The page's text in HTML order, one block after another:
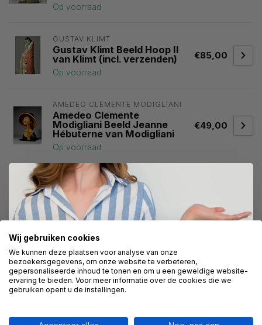
Op voorraad
GUSTAV KLIMT
Gustav Klimt Beeld Hoop II
van Klimt (incl. verzenden)
Op voorraad
€85,00
AMEDEO CLEMENTE MODIGLIANI
Amedeo Clemente
Modigliani Beeld Jeanne
Hébuterne van Modigliani
Op voorraad
€49,00
Heeft u een vraag over dit
kunstcadeau?
Wij assisteren u graag via 06-23643267
Recent bekeken
Direct 10% korting op je bestelling
Schrijf je in voor onze nieuwsbrief om op de hoogte te
blijven over onze nieuwe producten, en ontvang 10%
korting op je aankoop! 😀
Wij gebruiken cookies
We kunnen deze plaatsen voor analyse van onze
bezoekersgegevens, om onze website te verbeteren,
gepersonaliseerde inhoud te tonen en om u een geweldige website-
ervaring te bieden. Voor meer informatie over de cookies die we
gebruiken opent u de instellingen.